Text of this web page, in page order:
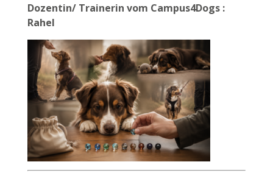
Dozentin/ Trainerin vom Campus4Dogs :
Rahel